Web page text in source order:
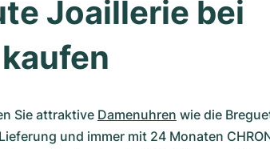
Joaillerie bei
Sie attraktive Damenuhren wie die
und immer mit 24 Monaten